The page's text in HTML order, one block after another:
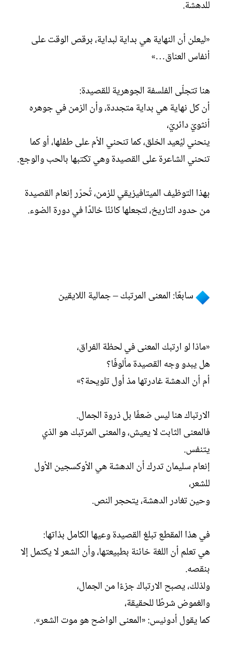
للدهشة.
«ليعلن أن النهاية هي بداية لبداية، برقص الوقت على
أنفاس العناق…»
هنا تتجلّى الفلسفة الجوهرية للقصيدة:
أن كل نهاية هي بداية متجددة، وأن الزمن في جوهره
أنثويّ دائريّ،
ينحني ليُعيد الخلق، كما تنحني الأم على طفلها، أو كما
تنحني الشاعرة على القصيدة وهي تكتبها بالحب والوجع.
بهذا التوظيف الميتافيزيقي للزمن، تُحرّر إنعام القصيدة
من حدود التاريخ، لتجعلها كائنًا خالدًا في دورة الضوء.
سابعًا: المعنى المرتبك – جمالية اللايقين
«ماذا لو ارتبك المعنى في لحظة الفراق،
هل يبدو وجه القصيدة مألوفًا؟
أم أن الدهشة غادرتها مذ أول تلويحة؟»
الارتباك هنا ليس ضعفًا بل ذروة الجمال.
فالمعنى الثابت لا يعيش، والمعنى المرتبك هو الذي
يتنفس.
إنعام سليمان تدرك أن الدهشة هي الأوكسجين الأول
للشعر،
وحين تغادر الدهشة، يتحجر النص.
في هذا المقطع تبلغ القصيدة وعيها الكامل بذاتها:
هي تعلم أن اللغة خائنة بطبيعتها، وأن الشعر لا يكتمل إلا
بنقصه.
ولذلك، يصبح الارتباك جزءًا من الجمال،
والغموض شرطًا للحقيقة،
كما يقول أدونيس: «المعنى الواضح هو موت الشعر».